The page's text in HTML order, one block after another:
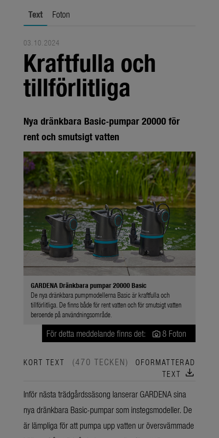
Presskontakt
Text Foton
03.10.2024
Kraftfulla och
tillförlitliga
Nya dränkbara Basic-pumpar 20000 för
rent och smutsigt vatten
GARDENA Dränkbara pumpar 20000 Basic
De nya dränkbara pumpmodellerna Basic är kraftfulla och
tillförlitliga. De finns både för rent vatten och för smutsigt vatten
beroende på användningsområde.
För detta meddelande finns det: 8 Foton
KORT TEXT (470 TECKEN)
OFORMATTERAD
TEXT download
Inför nästa trädgårdssäsong lanserar GARDENA sina
nya dränkbara Basic-pumpar som instegsmodeller. De
är lämpliga för att pumpa upp vatten ur översvämmade